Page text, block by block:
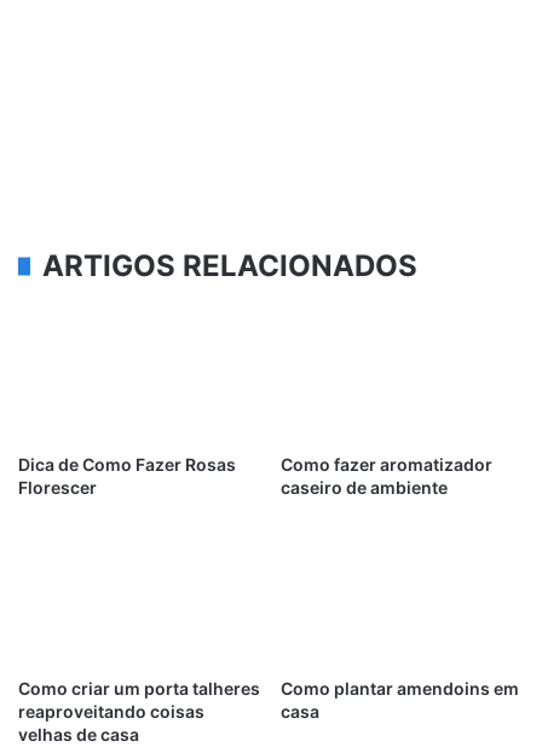
ARTIGOS RELACIONADOS
Dica de Como Fazer Rosas
Florescer
Como fazer aromatizador
caseiro de ambiente
Como criar um porta talheres
reaproveitando coisas
velhas de casa
Como plantar amendoins em
casa